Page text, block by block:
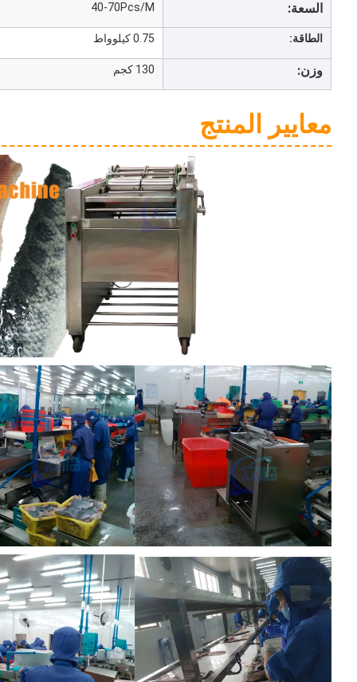
السعة: 40-70Pcs/M
الطاقة: 0.75 كيلوواط
وزن: 130 كجم
معايير المنتج